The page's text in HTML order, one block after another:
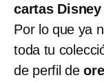
cartas
Por lo que ya
toda tu
de perfil de